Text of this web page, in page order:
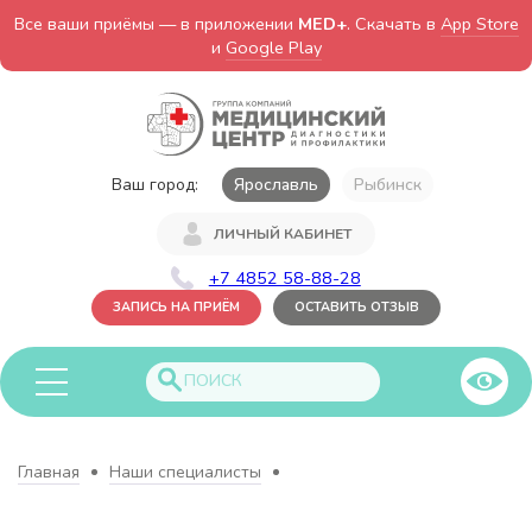
Все ваши приёмы — в приложении MED+. Скачать в App Store
и Google Play
Ваш город: Ярославль Рыбинск
ЛИЧНЫЙ КАБИНЕТ
+7 4852 58-88-28
ЗАПИСЬ НА ПРИЁМ ОСТАВИТЬ ОТЗЫВ
Главная Наши специалисты